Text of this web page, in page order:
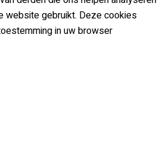
website gebruikt. Deze cookies
in uw browser